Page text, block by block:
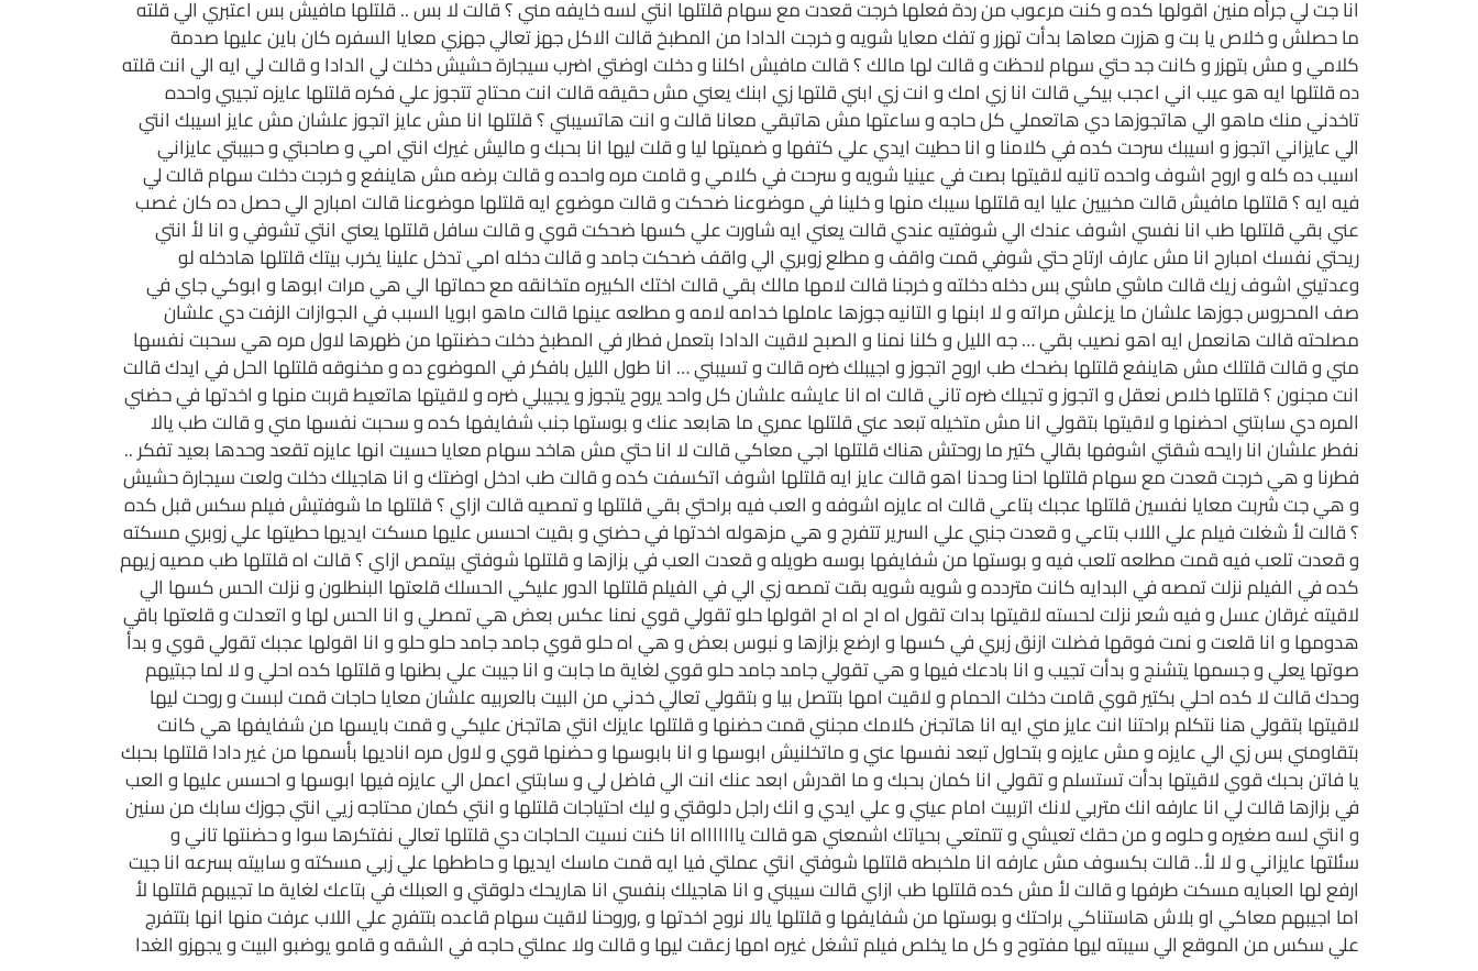
انا جت لي جرأه منين اقولها كده و كنت مرعوب من ردة فعلها خرجت قعدت مع سهام قلتلها انتي لسه خايفه مني ؟ قالت لا بس .. قلتلها مافيش بس اعتبري الي قلته
ما حصلش و خلاص يا بت و هزرت معاها بدأت تهزر و تفك معايا شويه و خرجت الدادا من المطبخ قالت الاكل جهز تعالي جهزي معايا السفره كان باين عليها صدمة
كلامي و مش بتهزر و كانت جد حتي سهام لاحظت و قالت لها مالك ؟ قالت مافيش اكلنا و دخلت اوضتي اضرب سيجارة حشيش دخلت لي الدادا و قالت لي ايه الي انت قلته
ده قلتلها ايه هو عيب اني اعجب بيكي قالت انا زي امك و انت زي ابني قلتها زي ابنك يعني مش حقيقه قالت انت محتاج تتجوز علي فكره قلتلها عايزه تجيبي واحده
تاخدني منك ماهو الي هاتجوزها دي هاتعملي كل حاجه و ساعتها مش هاتبقي معانا قالت و انت هاتسيبني ؟ قلتلها انا مش عايز اتجوز علشان مش عايز اسيبك انتي
الي عايزاني اتجوز و اسيبك سرحت كده في كلامنا و انا حطيت ايدي علي كتفها و ضميتها ليا و قلت ليها انا بحبك و ماليش غيرك انتي امي و صاحبتي و حبيبتي عايزاني
اسيب ده كله و اروح اشوف واحده تانيه لاقيتها بصت في عينيا شويه و سرحت في كلامي و قامت مره واحده و قالت برضه مش هاينفع و خرجت دخلت سهام قالت لي
فيه ايه ؟ قلتلها مافيش قالت مخبيين عليا ايه قلتلها سيبك منها و خلينا في موضوعنا ضحكت و قالت موضوع ايه قلتلها موضوعنا قالت امبارح الي حصل ده كان غصب
عني بقي قلتلها طب انا نفسي اشوف عندك الي شوفتيه عندي قالت يعني ايه شاورت علي كسها ضحكت قوي و قالت سافل قلتلها يعني انتي تشوفي و انا لأ انتي
ريحتي نفسك امبارح انا مش عارف ارتاح حتي شوفي قمت واقف و مطلع زوبري الي واقف ضحكت جامد و قالت دخله امي تدخل علينا يخرب بيتك قلتلها هادخله لو
وعدتيني اشوف زيك قالت ماشي ماشي بس دخله دخلته و خرجنا قالت لامها مالك بقي قالت اختك الكبيره متخانقه مع حماتها الي هي مرات ابوها و ابوكي جاي في
صف المحروس جوزها علشان ما يزعلش مراته و لا ابنها و التانيه جوزها عاملها خدامه لامه و مطلعه عينها قالت ماهو ابويا السبب في الجوازات الزفت دي علشان
مصلحته قالت هانعمل ايه اهو نصيب بقي … جه الليل و كلنا نمنا و الصبح لاقيت الدادا بتعمل فطار في المطبخ دخلت حضنتها من ظهرها لاول مره هي سحبت نفسها
مني و قالت قلتلك مش هاينفع قلتلها بضحك طب اروح اتجوز و اجيبلك ضره قالت و تسيبني … انا طول الليل بافكر في الموضوع ده و مخنوقه قلتلها الحل في ايدك قالت
انت مجنون ؟ قلتلها خلاص نعقل و اتجوز و تجيلك ضره تاني قالت اه انا عايشه علشان كل واحد يروح يتجوز و يجيبلي ضره و لاقيتها هاتعيط قربت منها و اخدتها في حضني
المره دي سابتني احضنها و لاقيتها بتقولي انا مش متخيله تبعد عني قلتلها عمري ما هابعد عنك و بوستها جنب شفايفها كده و سحبت نفسها مني و قالت طب يالا
نفطر علشان انا رايحه شقتي اشوفها بقالي كتير ما روحتش هناك قلتلها اجي معاكي قالت لا انا حتي مش هاخد سهام معايا حسيت انها عايزه تقعد وحدها بعيد تفكر ..
فطرنا و هي خرجت قعدت مع سهام قلتلها احنا وحدنا اهو قالت عايز ايه قلتلها اشوف اتكسفت كده و قالت طب ادخل اوضتك و انا هاجيلك دخلت ولعت سيجارة حشيش
و هي جت شربت معايا نفسين قلتلها عجبك بتاعي قالت اه عايزه اشوفه و العب فيه براحتي بقي قلتلها و تمصيه قالت ازاي ؟ قلتلها ما شوفتيش فيلم سكس قبل كده
؟ قالت لأ شغلت فيلم علي اللاب بتاعي و قعدت جنبي علي السرير تتفرج و هي مزهوله اخدتها في حضني و بقيت احسس عليها مسكت ايديها حطيتها علي زوبري مسكته
و قعدت تلعب فيه قمت مطلعه تلعب فيه و بوستها من شفايفها بوسه طويله و قعدت العب في بزازها و قلتلها شوفتي بيتمص ازاي ؟ قالت اه قلتلها طب مصيه زيهم
كده في الفيلم نزلت تمصه في البدايه كانت متردده و شويه شويه بقت تمصه زي الي في الفيلم قلتلها الدور عليكي الحسلك قلعتها البنطلون و نزلت الحس كسها الي
لاقيته غرقان عسل و فيه شعر نزلت لحسته لاقيتها بدات تقول اه اح اه اح اقولها حلو تقولي قوي نمنا عكس بعض هي تمصلي و انا الحس لها و اتعدلت و قلعتها باقي
هدومها و انا قلعت و نمت فوقها فضلت ازنق زبري في كسها و ارضع بزازها و نبوس بعض و هي اه حلو قوي جامد جامد حلو حلو و انا اقولها عجبك تقولي قوي و بدأ
صوتها يعلي و جسمها يتشنج و بدأت تجيب و انا بادعك فيها و هي تقولي جامد جامد حلو قوي لغاية ما جابت و انا جيبت علي بطنها و قلتلها كده احلي و لا لما جبتيهم
وحدك قالت لا كده احلي بكتير قوي قامت دخلت الحمام و لاقيت امها بتتصل بيا و بتقولي تعالي خدني من البيت بالعربيه علشان معايا حاجات قمت لبست و روحت ليها
لاقيتها بتقولي هنا نتكلم براحتنا انت عايز مني ايه انا هاتجنن كلامك مجنني قمت حضنها و قلتلها عايزك انتي هاتجنن عليكي و قمت بايسها من شفايفها هي كانت
بتقاومني بس زي الي عايزه و مش عايزه و بتحاول تبعد نفسها عني و ماتخلنيش ابوسها و انا بابوسها و حضنها قوي و لاول مره اناديها بأسمها من غير دادا قلتلها بحبك
يا فاتن بحبك قوي لاقيتها بدأت تستسلم و تقولي انا كمان بحبك و ما اقدرش ابعد عنك انت الي فاضل لي و سابتني اعمل الي عايزه فيها ابوسها و احسس عليها و العب
في بزازها قالت لي انا عارفه انك متربي لانك اتربيت امام عيني و علي ايدي و انك راجل دلوقتي و ليك احتياجات قلتلها و انتي كمان محتاجه زيي انتي جوزك سابك من سنين
و انتي لسه صغيره و حلوه و من حقك تعيشي و تتمتعي بحياتك اشمعني هو قالت ياااااااه انا كنت نسيت الحاجات دي قلتلها تعالي نفتكرها سوا و حضنتها تاني و
سئلتها عايزاني و لا لأ.. قالت بكسوف مش عارفه انا ملخبطه قلتلها شوفتي انتي عملتي فيا ايه قمت ماسك ايديها و حاططها علي زبي مسكته و سابيته بسرعه انا جيت
ارفع لها العبايه مسكت طرفها و قالت لأ مش كده قلتلها طب ازاي قالت سيبني و انا هاجيلك بنفسي انا هاريحك دلوقتي و العبلك في بتاعك لغاية ما تجيبهم قلتلها لأ
اما اجيبهم معاكي او بلاش هاستناكي براحتك و بوستها من شفايفها و قلتلها يالا نروح اخدتها و ,وروحنا لاقيت سهام قاعده بتتفرج علي اللاب عرفت منها انها بتتفرج
علي سكس من الموقع الي سيبته ليها مفتوح و كل ما يخلص فيلم تشغل غيره امها زعقت ليها و قالت ولا عملتي حاجه في الشقه و قامو يوضبو البيت و يجهزو الغدا